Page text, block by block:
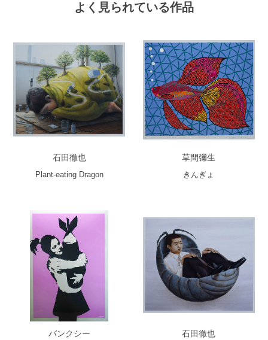
よく見られている作品
石田徹也
Plant-eating Dragon
草間彌生
きんぎょ
バンクシー 石田徹也